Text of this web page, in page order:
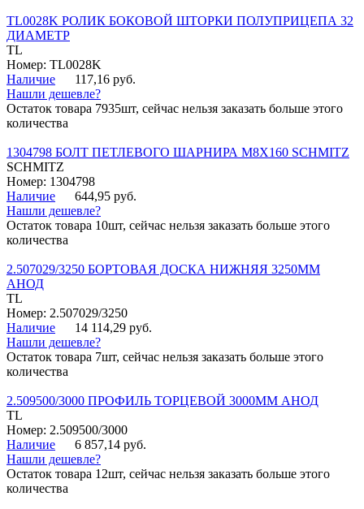
TL0028K РОЛИК БОКОВОЙ ШТОРКИ ПОЛУПРИЦЕПА 32
ДИАМЕТР
TL
Номер: TL0028K
Наличие
117,16 руб.
Нашли дешевле?
Остаток товара 7935шт, сейчас нельзя заказать больше этого
количества
1304798 БОЛТ ПЕТЛЕВОГО ШАРНИРА М8Х160 SCHMITZ
SCHMITZ
Номер: 1304798
Наличие
644,95 руб.
Нашли дешевле?
Остаток товара 10шт, сейчас нельзя заказать больше этого
количества
2.507029/3250 БОРТОВАЯ ДОСКА НИЖНЯЯ 3250ММ
АНОД
TL
Номер: 2.507029/3250
Наличие
14 114,29 руб.
Нашли дешевле?
Остаток товара 7шт, сейчас нельзя заказать больше этого
количества
2.509500/3000 ПРОФИЛЬ ТОРЦЕВОЙ 3000ММ АНОД
TL
Номер: 2.509500/3000
Наличие
6 857,14 руб.
Нашли дешевле?
Остаток товара 12шт, сейчас нельзя заказать больше этого
количества